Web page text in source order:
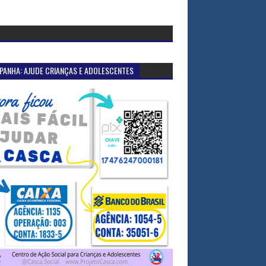
AJUDE CRIANÇAS E ADOLESCENTES